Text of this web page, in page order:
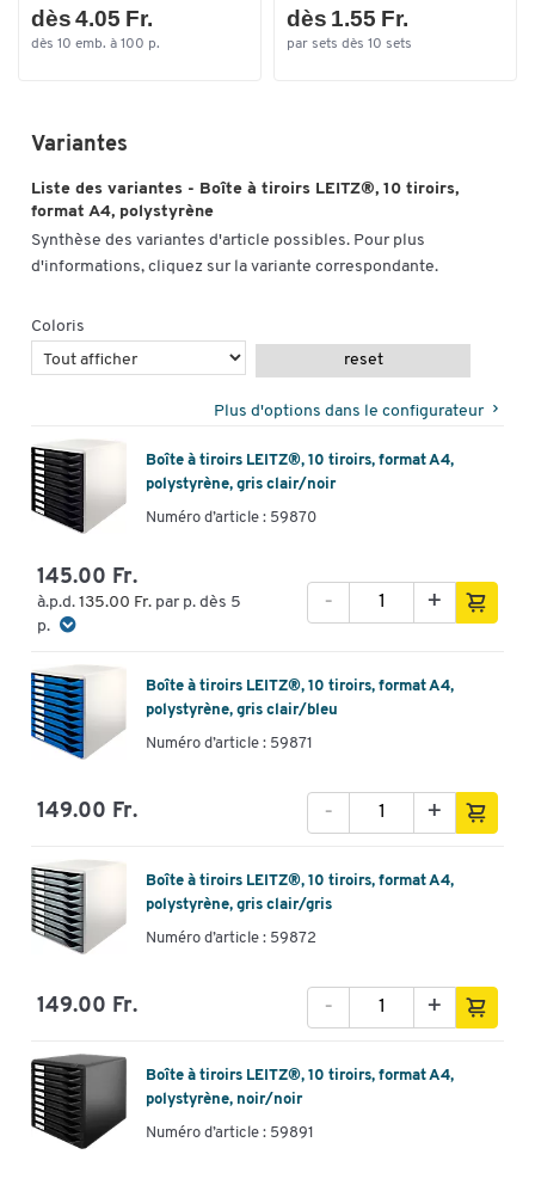
dès 4.05 Fr.
dès 10 emb. à 100 p.
dès 1.55 Fr.
par sets dès 10 sets
Variantes
Liste des variantes - Boîte à tiroirs LEITZ®, 10 tiroirs,
format A4, polystyrène
Synthèse des variantes d'article possibles. Pour plus
d'informations, cliquez sur la variante correspondante.
Coloris
reset
Plus d'options dans le configurateur
Boîte à tiroirs LEITZ®, 10 tiroirs, format A4,
polystyrène, gris clair/noir
Numéro d’article : 59870
145.00 Fr.
à.p.d. 135.00 Fr. par p. dès 5
p.
+
-
Boîte à tiroirs LEITZ®, 10 tiroirs, format A4,
polystyrène, gris clair/bleu
Numéro d’article : 59871
149.00 Fr. +
-
Boîte à tiroirs LEITZ®, 10 tiroirs, format A4,
polystyrène, gris clair/gris
Numéro d’article : 59872
149.00 Fr. +
-
Boîte à tiroirs LEITZ®, 10 tiroirs, format A4,
polystyrène, noir/noir
Numéro d’article : 59891